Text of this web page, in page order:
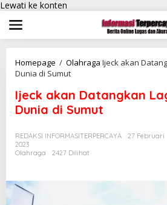
Lewati ke konten
Homepage / Olahraga Ijeck akan
Dunia di Sumut
Ijeck akan Datangkan
Dunia di Sumut
REDAKSI INFORMASITERPERCAYA
27 Februari
2023
Olahraga
2427 Dilihat